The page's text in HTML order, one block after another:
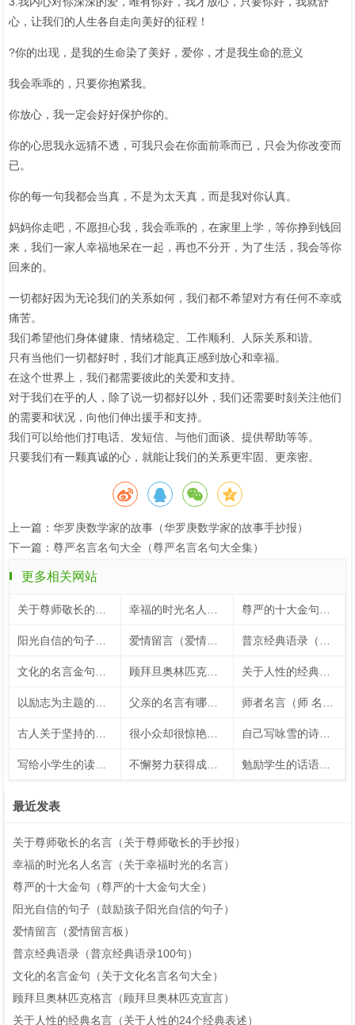
心，让我们的人生各自走向美好的征程！
?你的出现，是我的生命染了美好，爱你，才是我生命的意义
我会乖乖的，只要你抱紧我。
你放心，我一定会好好保护你的。
你的心思我永远猜不透，可我只会在你面前乖而已，只会为你改变而
已。
你的每一句我都会当真，不是为太天真，而是我对你认真。
妈妈你走吧，不愿担心我，我会乖乖的，在家里上学，等你挣到钱回
来，我们一家人幸福地呆在一起，再也不分开，为了生活，我会等你
回来的。
一切都好因为无论我们的关系如何，我们都不希望对方有任何不幸或
痛苦。
我们希望他们身体健康、情绪稳定、工作顺利、人际关系和谐。
只有当他们一切都好时，我们才能真正感到放心和幸福。
在这个世界上，我们都需要彼此的关爱和支持。
对于我们在乎的人，除了说一切都好以外，我们还需要时刻关注他们
的需要和状况，向他们伸出援手和支持。
我们可以给他们打电话、发短信、与他们面谈、提供帮助等等。
只要我们有一颗真诚的心，就能让我们的关系更牢固、更亲密。
上一篇： 华罗庚数学家的故事（华罗庚数学家的故事手抄报）
下一篇： 尊严名言名句大全（尊严名言名句大全集）
更多相关网站
关于人性的经典名言（关于人性的24个经典表述）
自己写咏雪的诗句（自创咏雪的诗句大全）
勉励学生的话语（勉励学生的话语）
最近发表
关于尊师敬长的名言（关于尊师敬长的手抄报）
幸福的时光名人名言（关于幸福时光的名言）
尊严的十大金句（尊严的十大金句大全）
阳光自信的句子（鼓励孩子阳光自信的句子）
爱情留言（爱情留言板）
普京经典语录（普京经典语录100句）
文化的名言金句（关于文化名言名句大全）
顾拜旦奥林匹克格言（顾拜旦奥林匹克宣言）
关于人性的经典名言（关于人性的24个经典表述）